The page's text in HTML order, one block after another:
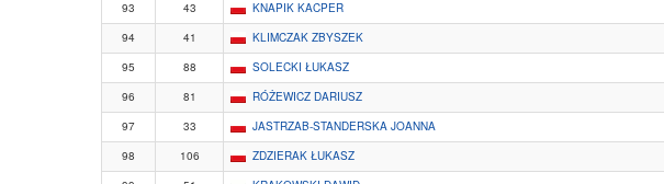
93
43 KNAPIK KACPER
94
41 KLIMCZAK ZBYSZEK
95
88 SOLECKI ŁUKASZ
96
81 RÓŻEWICZ DARIUSZ
97
33 JASTRZAB-STANDERSKA JOANNA
98
106 ZDZIERAK ŁUKASZ